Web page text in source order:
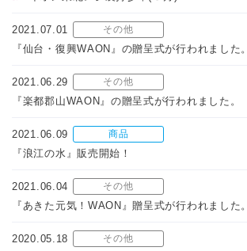
2021.07.01 その他
『仙台・復興WAON』の贈呈式が行われました。
2021.06.29 その他
『楽都郡山WAON』の贈呈式が行われました。
2021.06.09 商品
『浪江の水』販売開始！
2021.06.04 その他
『あきた元気！WAON』贈呈式が行われました。
2020.05.18 その他